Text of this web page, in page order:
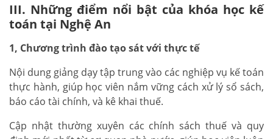
III. Những điểm nổi bật của khóa học kế
toán tại Nghệ An
1, Chương trình đào tạo sát với thực tế
Nội dung giảng dạy tập trung vào các nghiệp vụ kế toán
thực hành, giúp học viên nắm vững cách xử lý sổ sách,
báo cáo tài chính, và kê khai thuế.
Cập nhật thường xuyên các chính sách thuế và quy